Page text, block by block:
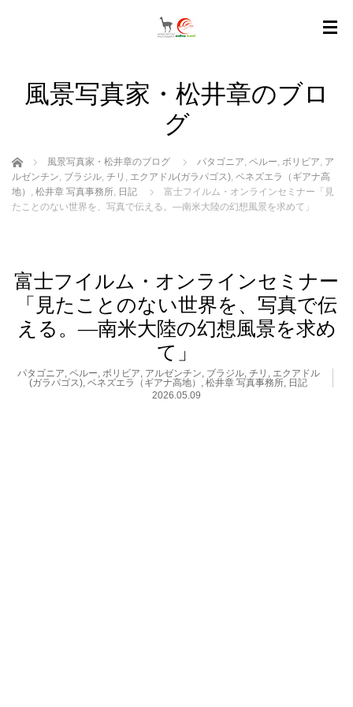
風景写真家・松井章のブロ
グ
ホーム 風景写真家・松井章のブログ パタゴニア, ペルー, ボリビア, ア
ルゼンチン, ブラジル, チリ , エクアドル(ガラパゴス), ベネズエラ（ギアナ高
地） , 松井章 写真事務所, 日記
富士フイルム・オンラインセミナー「見
たことのない世界を、写真で伝える。―南米大陸の幻想風景を求めて」
富士フイルム・オンラインセミナー
「見たことのない世界を、写真で伝
える。―南米大陸の幻想風景を求め
て」
パタゴニア, ペルー, ボリビア, アルゼンチン, ブラジル, チリ , エクアドル
(ガラパゴス), ベネズエラ（ギアナ高地） , 松井章 写真事務所, 日記
2026.05.09